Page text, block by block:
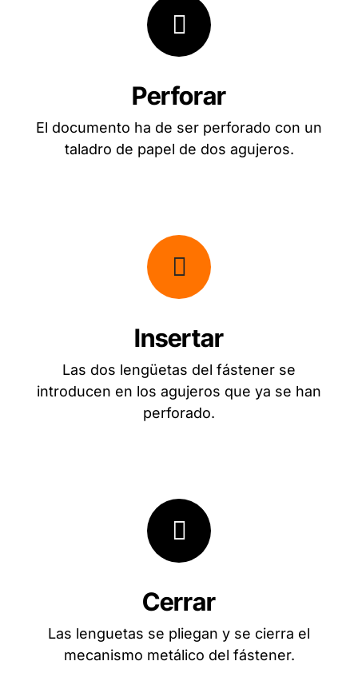
Perforar
El documento ha de ser perforado con un
taladro de papel de dos agujeros.
Insertar
Las dos lengüetas del fástener se
introducen en los agujeros que ya se han
perforado.
Cerrar
Las lenguetas se pliegan y se cierra el
mecanismo metálico del fástener.